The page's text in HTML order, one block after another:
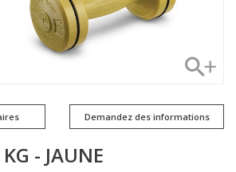
Demandez des informations
- JAUNE